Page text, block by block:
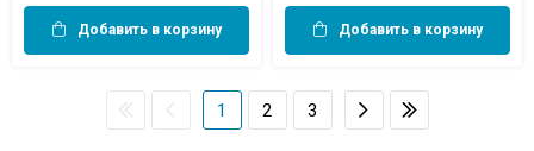
Добавить в корзину Добавить в корзину
1 2 3